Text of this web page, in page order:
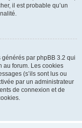
il est probable qu’un
générés par phpBB 3.2 qui
au forum. Les cookies
(s’ils sont lus ou
par un administrateur
de connexion et de